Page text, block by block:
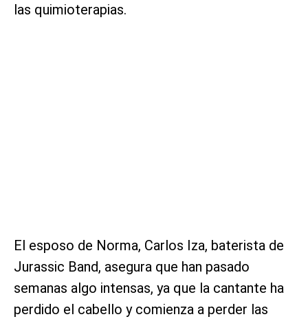
las quimioterapias.
El esposo de Norma, Carlos Iza, baterista de
Jurassic Band, asegura que han pasado
semanas algo intensas, ya que la cantante ha
perdido el cabello y comienza a perder las